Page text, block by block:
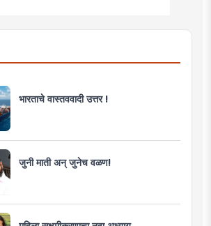
भारताचे वास्तववादी उत्तर !
जुनी माती अन् जुनेच वळण!